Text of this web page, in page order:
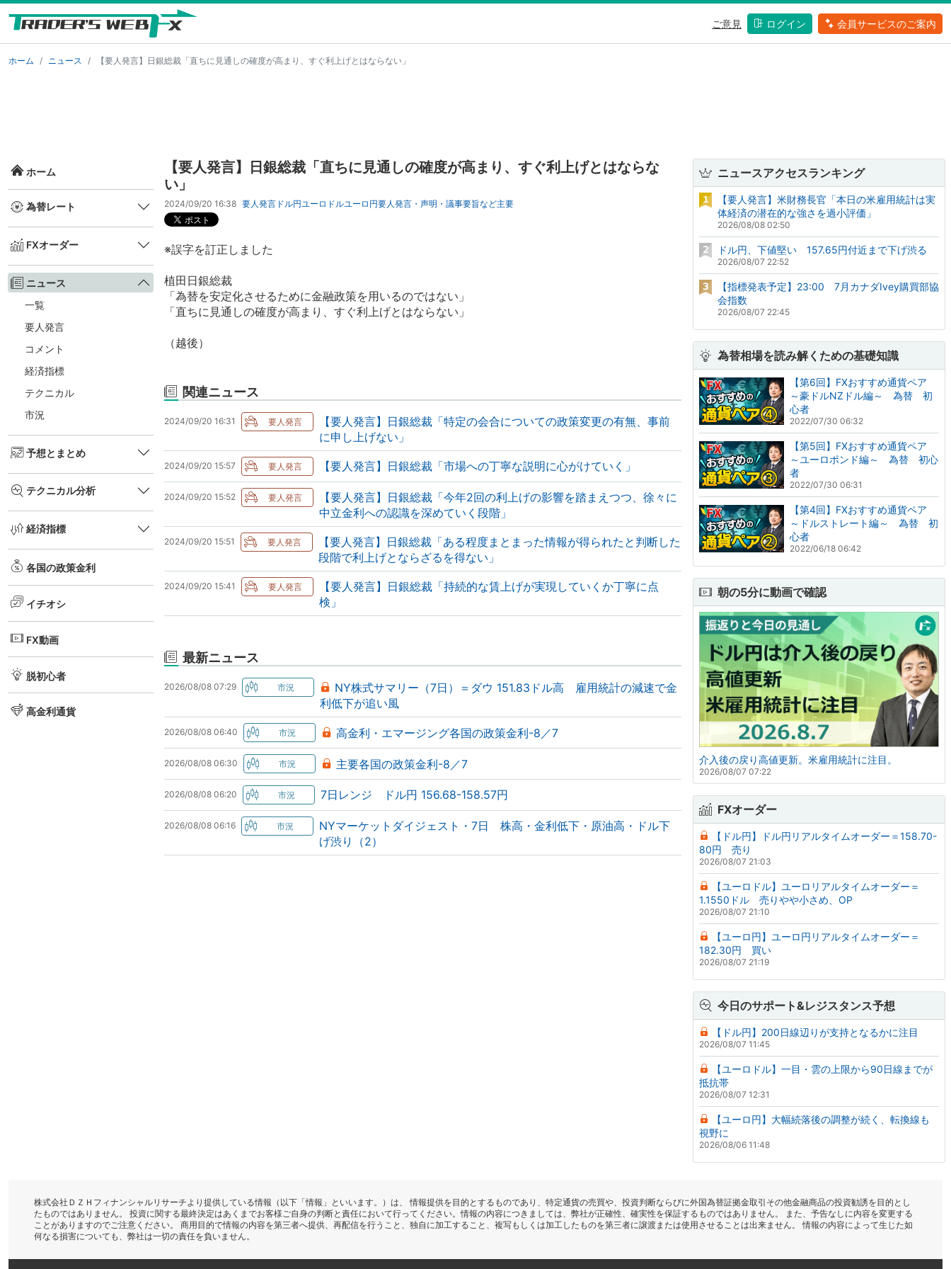
ご意見 ログイン 会員サービスのご案内
ホーム ニュース 【要人発言】日銀総裁「直ちに見通しの確度が高まり、すぐ利上げとはならない」
ホーム
為替レート
FXオーダー
ニュース
一覧
要人発言
コメント
経済指標
テクニカル
市況
予想とまとめ
テクニカル分析
経済指標
各国の政策金利
イチオシ
FX動画
脱初心者
高金利通貨
【要人発言】日銀総裁「直ちに見通しの確度が高まり、すぐ利上げとはならな
い」
2024/09/20 16:38 要人発言 ドル円ユーロドルユーロ円要人発言・声明・議事要旨など主要
※誤字を訂正しました
植田日銀総裁
「為替を安定化させるために金融政策を用いるのではない」
「直ちに見通しの確度が高まり、すぐ利上げとはならない」
（越後）
関連ニュース
2024/09/20 16:31
【要人発言】日銀総裁「特定の会合についての政策変更の有無、事前
に申し上げない」
2024/09/20 15:57 【要人発言】日銀総裁「市場への丁寧な説明に心がけていく」
2024/09/20 15:52
【要人発言】日銀総裁「今年2回の利上げの影響を踏まえつつ、徐々に
中立金利への認識を深めていく段階」
2024/09/20 15:51
【要人発言】日銀総裁「ある程度まとまった情報が得られたと判断した
段階で利上げとならざるを得ない」
2024/09/20 15:41
【要人発言】日銀総裁「持続的な賃上げが実現していくか丁寧に点
検」
最新ニュース
2026/08/08 07:29
NY株式サマリー（7日）＝ダウ 151.83ドル高 雇用統計の減速で金
利低下が追い風
2026/08/08 06:40 高金利・エマージング各国の政策金利-8／7
2026/08/08 06:30 主要各国の政策金利-8／7
2026/08/08 06:20 7日レンジ ドル円 156.68-158.57円
2026/08/08 06:16
NYマーケットダイジェスト・7日 株高・金利低下・原油高・ドル下
げ渋り（2）
ニュースアクセスランキング
【要人発言】米財務長官「本日の米雇用統計は実
体経済の潜在的な強さを過小評価」
2026/08/08 02:50
ドル円、下値堅い 157.65円付近まで下げ渋る
2026/08/07 22:52
【指標発表予定】23:00 7月カナダIvey購買部協
会指数
2026/08/07 22:45
為替相場を読み解くための基礎知識
【第6回】FXおすすめ通貨ペア
～豪ドルNZドル編～ 為替 初
心者
2022/07/30 06:32
【第5回】FXおすすめ通貨ペア
～ユーロポンド編～ 為替 初心
者
2022/07/30 06:31
【第4回】FXおすすめ通貨ペア
～ドルストレート編～ 為替 初
心者
2022/06/18 06:42
朝の5分に動画で確認
介入後の戻り高値更新。米雇用統計に注目。
2026/08/07 07:22
FXオーダー
【ドル円】ドル円リアルタイムオーダー＝158.70-
80円 売り
2026/08/07 21:03
【ユーロドル】ユーロリアルタイムオーダー＝
1.1550ドル 売りやや小さめ、OP
2026/08/07 21:10
【ユーロ円】ユーロ円リアルタイムオーダー＝
182.30円 買い
2026/08/07 21:19
今日のサポート&レジスタンス予想
【ドル円】200日線辺りが支持となるかに注目
2026/08/07 11:45
【ユーロドル】一目・雲の上限から90日線までが
抵抗帯
2026/08/07 12:31
【ユーロ円】大幅続落後の調整が続く、転換線も
視野に
2026/08/06 11:48
株式会社ＤＺＨフィナンシャルリサーチより提供している情報（以下「情報」といいます。）は、 情報提供を目的とするものであり、特定通貨の売買や、投資判断ならびに外国為替証拠金取引その他金融商品の投資勧誘を目的とし
たものではありません。 投資に関する最終決定はあくまでお客様ご自身の判断と責任において行ってください。情報の内容につきましては、弊社が正確性、確実性を保証するものではありません。 また、予告なしに内容を変更する
ことがありますのでご注意ください。 商用目的で情報の内容を第三者へ提供、再配信を行うこと、独自に加工すること、複写もしくは加工したものを第三者に譲渡または使用させることは出来ません。 情報の内容によって生じた如
何なる損害についても、弊社は一切の責任を負いません。